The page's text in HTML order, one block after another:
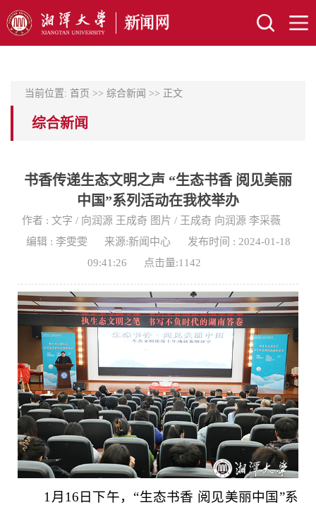
当前位置: 首页 >> 综合新闻 >> 正文
综合新闻
书香传递生态文明之声 “生态书香 阅见美丽
中国”系列活动在我校举办
作者 : 文字 / 向润源 王成奇 图片 / 王成奇 向润源 李采薇
编辑 : 李雯雯
来源:新闻中心
发布时间 : 2024-01-18
09:41:26
点击量:1142
1月16日下午，“生态书香 阅见美丽中国”系